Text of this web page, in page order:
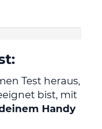
Test heraus,
bist, mit
Handy